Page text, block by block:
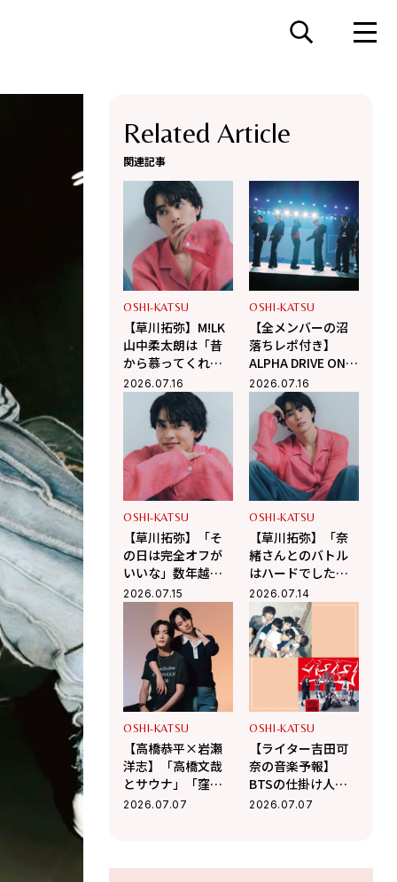
Related Article
関連記事
OSHI-KATSU
【草川拓弥】M!LK
山中柔太朗は「昔
から慕ってくれて
うれしい」Da-iCE
和田颯とは古着屋
へ！華麗な交友関
係に迫る
2026.07.16
OSHI-KATSU
【全メンバーの沼
落ちレポ付き】
ALPHA DRIVE ONE
の日本初ファンコ
ンの熱狂をプレイ
バック！
2026.07.16
OSHI-KATSU
【草川拓弥】「そ
の日は完全オフが
いいな」数年越し
に願う“超特急メン
バーとのBBQ”！最
近熱中している趣
2026.07.15
OSHI-KATSU
【草川拓弥】「奈
緒さんとのバトル
はハードでした
（笑）」映画出演
作で初の髭姿で挑
んだ新境地
2026.07.14
OSHI-KATSU
【高橋恭平×岩瀬
洋志】「高橋文哉
とサウナ」「窪塚
愛流と4時間ラッ
2026.07.07
OSHI-KATSU
【ライター吉田可
奈の音楽予報】
BTSの仕掛け人が
放つVIBY、過酷な
の主役たちがつい
2026.07.07